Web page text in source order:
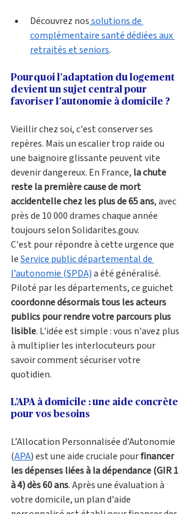
Découvrez nos solutions de
complémentaire santé dédiées aux
retraités et seniors.
Pourquoi l’adaptation du logement
devient un sujet central pour
favoriser l’autonomie à domicile ?
Vieillir chez soi, c'est conserver ses
repères. Mais un escalier trop raide ou
une baignoire glissante peuvent vite
devenir dangereux. En France, la chute
reste la première cause de mort
accidentelle chez les plus de 65 ans, avec
près de 10 000 drames chaque année
toujours selon Solidarites.gouv.
C'est pour répondre à cette urgence que
le Service public départemental de
l’autonomie (SPDA) a été généralisé.
Piloté par les départements, ce guichet
coordonne désormais tous les acteurs
publics pour rendre votre parcours plus
lisible. L'idée est simple : vous n'avez plus
à multiplier les interlocuteurs pour
savoir comment sécuriser votre
quotidien.
L’APA à domicile : une aide concrète
pour vos besoins
L’Allocation Personnalisée d’Autonomie
(APA) est une aide cruciale pour financer
les dépenses liées à la dépendance (GIR 1
à 4) dès 60 ans. Après une évaluation à
votre domicile, un plan d'aide